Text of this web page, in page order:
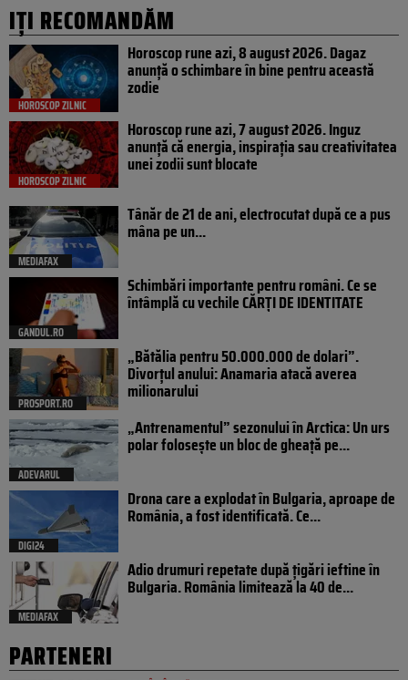
IȚI RECOMANDĂM
HOROSCOP ZILNIC
Horoscop rune azi, 8 august 2026. Dagaz
anunță o schimbare în bine pentru această
zodie
HOROSCOP ZILNIC
Horoscop rune azi, 7 august 2026. Inguz
anunță că energia, inspirația sau creativitatea
unei zodii sunt blocate
MEDIAFAX
Tânăr de 21 de ani, electrocutat după ce a pus
mâna pe un...
GANDUL.RO
Schimbări importante pentru români. Ce se
întâmplă cu vechile CĂRȚI DE IDENTITATE
PROSPORT.RO
„Bătălia pentru 50.000.000 de dolari”.
Divorțul anului: Anamaria atacă averea
milionarului
ADEVARUL
„Antrenamentul” sezonului în Arctica: Un urs
polar folosește un bloc de gheață pe...
DIGI24
Drona care a explodat în Bulgaria, aproape de
România, a fost identificată. Ce...
MEDIAFAX
Adio drumuri repetate după țigări ieftine în
Bulgaria. România limitează la 40 de...
PARTENERI